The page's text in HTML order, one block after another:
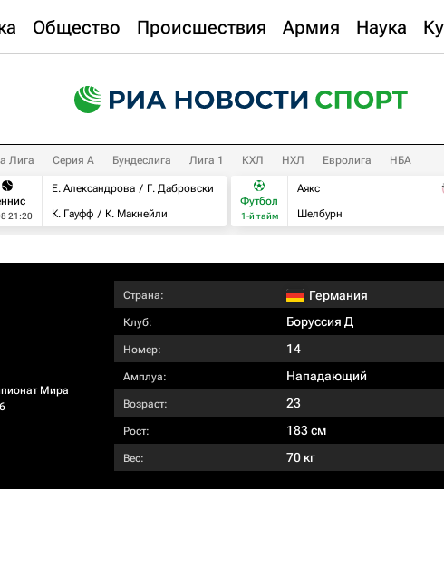
Общество Происшествия Армия Наука
Лига Серия А Бундеслига Лига 1 КХЛ НХЛ Евролига НБА
21:20
Е. Александрова
Г. Дабровски
К. Гауфф
К. Макнейли
Футбол
1-й тайм
Аякс
Шелбурн
Мира
Страна: Германия
Клуб: Боруссия Д
Номер: 14
Амплуа: Нападающий
Возраст: 23
Рост: 183 см
Вес: 70 кг